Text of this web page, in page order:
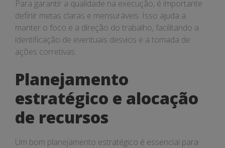
Para garantir a qualidade na execução, é importante
definir metas claras e mensuráveis. Isso ajuda a
manter o foco e a direção do trabalho, facilitando a
identificação de eventuais desvios e a tomada de
ações corretivas.
Planejamento
estratégico e alocação
de recursos
Um bom planejamento estratégico é essencial para